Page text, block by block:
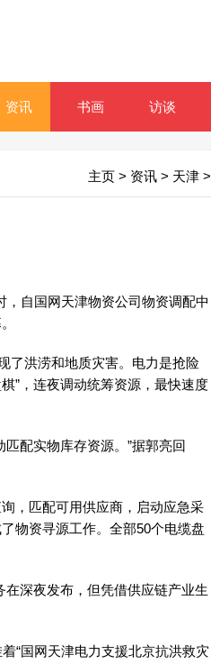
资讯 书画 访谈
主页 > 资讯 > 天津 >
自国网天津物资公司物资调配中
了洪涝和地质灾害。电力是抢险
”，连夜调动统筹资源，最快速度
配实物库存资源。”据郭亮回
，匹配可用供应商，启动应急采
物资寻源工作。全部50个电缆盘
深夜发布，但凭借供应链产业生
国网天津电力支援北京抗洪救灾